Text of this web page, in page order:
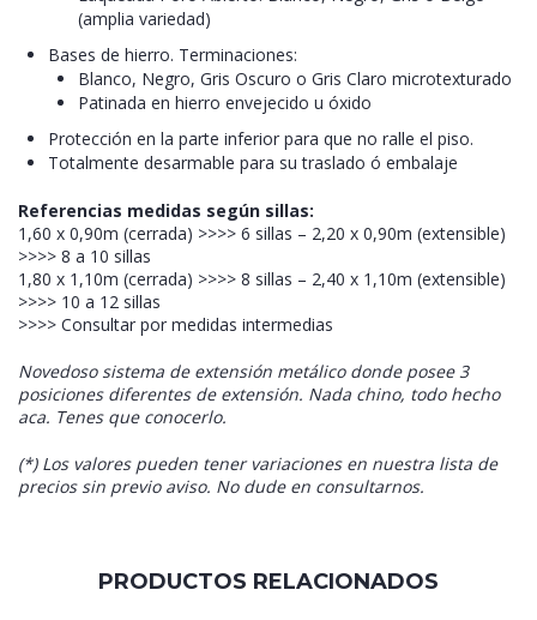
(amplia variedad)
Bases de hierro. Terminaciones:
Blanco, Negro, Gris Oscuro o Gris Claro microtexturado
Patinada en hierro envejecido u óxido
Protección en la parte inferior para que no ralle el piso.
Totalmente desarmable para su traslado ó embalaje
Referencias medidas según sillas:
1,60 x 0,90m (cerrada) >>>> 6 sillas – 2,20 x 0,90m (extensible)
>>>> 8 a 10 sillas
1,80 x 1,10m (cerrada) >>>> 8 sillas – 2,40 x 1,10m (extensible)
>>>> 10 a 12 sillas
>>>> Consultar por medidas intermedias
Novedoso sistema de extensión metálico donde posee 3
posiciones diferentes de extensión. Nada chino, todo hecho
aca. Tenes que conocerlo.
(*) Los valores pueden tener variaciones en nuestra lista de
precios sin previo aviso. No dude en consultarnos.
PRODUCTOS RELACIONADOS